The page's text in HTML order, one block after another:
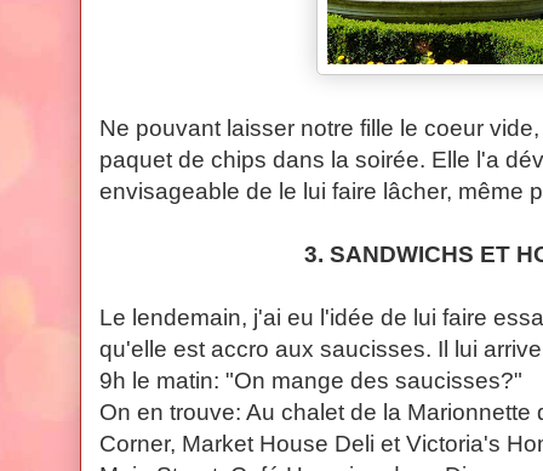
Ne pouvant laisser notre fille le coeur
paquet de chips dans la soirée. Elle l'a
envisageable de le lui faire lâcher, même
3. SANDWICHS ET
Le lendemain, j'ai eu l'idée de lui faire
qu'elle est accro aux saucisses. Il lui
9h le matin: "On mange des saucisses?"
On en trouve: Au chalet de la
Corner, Market House Deli et Victoria's